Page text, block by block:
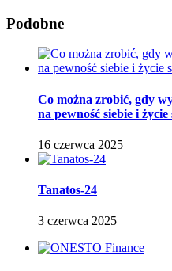
Podobne
Co można zrobić, gdy
na pewność siebie i życie
16 czerwca 2025
Tanatos-24
3 czerwca 2025